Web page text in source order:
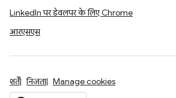
LinkedIn पर डेवलपर के लिए Chrome
आरएसएस
शर्तें निजता Manage cookies